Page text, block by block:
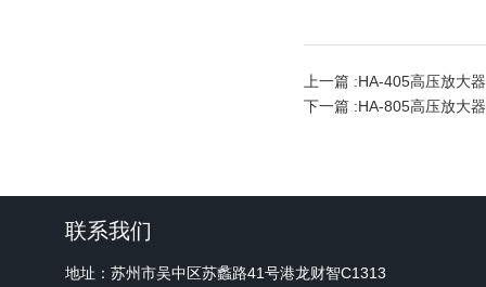
上一篇 :HA-405高压放大器
下一篇 :HA-805高压放大器
联系我们
地址：苏州市吴中区苏蠡路41号港龙财智C1313